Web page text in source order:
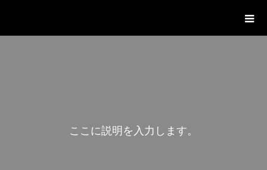
こ こ に説明 を 入 力 し ま す。